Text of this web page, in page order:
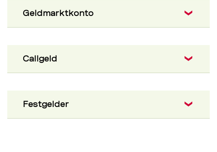
Geldmarktkonto
Callgeld
Festgelder